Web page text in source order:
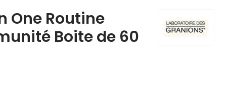
One Routine
Boite de 60